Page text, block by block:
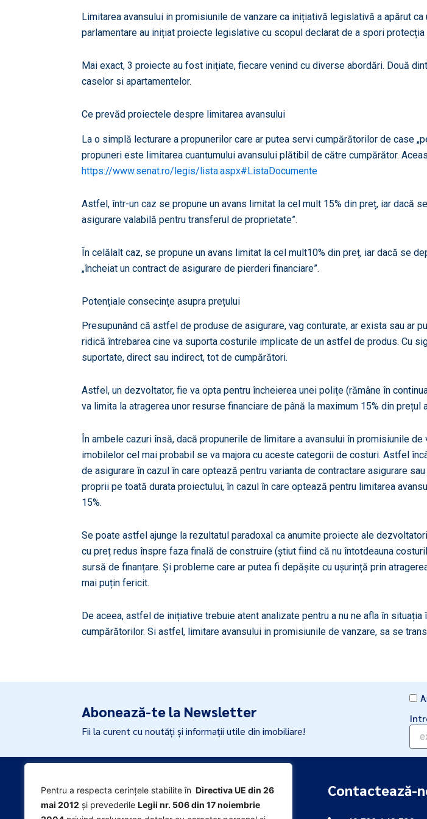
Pentru a respecta cerințele stabilite în Directiva UE din 26
mai 2012 și prevederile Legii nr. 506 din 17 noiembrie
Limitarea avansului in promisiunile de vanzare ca inițiativă legislativă a apărut
parlamentare au inițiat proiecte legislative cu scopul declarat de a spori
Mai exact, 3 proiecte au fost inițiate, fiecare venind cu diverse abordări. Două
caselor si apartamentelor.
Ce prevăd proiectele despre limitarea avansului
La o simplă lecturare a propunerilor care ar putea servi cumpărătorilor de case
propuneri este limitarea cuantumului avansului plătibil de către cumpărător.
https://www.senat.ro/legis/lista.aspx#ListaDocumente
Astfel, într-un caz se propune un avans limitat la cel mult 15% din preț, iar dacă
asigurare valabilă pentru transferul de proprietate”.
În celălalt caz, se propune un avans limitat la cel mult10% din preț, iar dacă se
„încheiat un contract de asigurare de pierderi financiare”.
Potențiale consecințe asupra prețului
Presupunând că astfel de produse de asigurare, vag conturate, ar exista sau ar
ridică întrebarea cine va suporta costurile implicate de un astfel de produs. Cu
suportate, direct sau indirect, tot de cumpărători.
Astfel, un dezvoltator, fie va opta pentru încheierea unei polițe (rămâne în
va limita la atragerea unor resurse financiare de până la maximum 15% din
În ambele cazuri însă, dacă propunerile de limitare a avansului în promisiunile
imobilelor cel mai probabil se va majora cu aceste categorii de costuri. Astfel
de asigurare în cazul în care optează pentru varianta de contractare asigurare
proprii pe toată durata proiectului, în cazul în care optează pentru limitarea
15%.
Se poate astfel ajunge la rezultatul paradoxal ca anumite proiecte ale
cu preț redus înspre faza finală de construire (știut fiind că nu întotdeauna
sursă de finanțare. Și probleme care ar putea fi depășite cu ușurință prin
mai puțin fericit.
De aceea, astfel de inițiative trebuie atent analizate pentru a nu ne afla în
cumpărătorilor. Si astfel, limitare avansului in promisiunile de vanzare, sa se
Abonează-te la Newsletter
Fii la curent cu noutăți și informații utile din imobiliare!
Pagini utile Contactează-